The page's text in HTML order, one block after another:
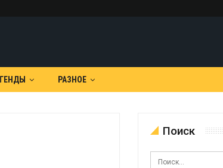
РАЗНОЕ
Поиск